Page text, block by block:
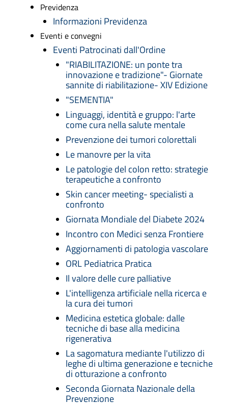
Previdenza
Informazioni Previdenza
Eventi e convegni
Eventi Patrocinati dall'Ordine
"RIABILITAZIONE: un ponte tra
innovazione e tradizione"- Giornate
sannite di riabilitazione- XIV Edizione
"SEMENTIA"
Linguaggi, identità e gruppo: l'arte
come cura nella salute mentale
Prevenzione dei tumori colorettali
Le manovre per la vita
Le patologie del colon retto: strategie
terapeutiche a confronto
Skin cancer meeting- specialisti a
confronto
Giornata Mondiale del Diabete 2024
Incontro con Medici senza Frontiere
Aggiornamenti di patologia vascolare
ORL Pediatrica Pratica
Il valore delle cure palliative
L'intelligenza artificiale nella ricerca e
la cura dei tumori
Medicina estetica globale: dalle
tecniche di base alla medicina
rigenerativa
La sagomatura mediante l'utilizzo di
leghe di ultima generazione e tecniche
di otturazione a confronto
Seconda Giornata Nazionale della
Prevenzione